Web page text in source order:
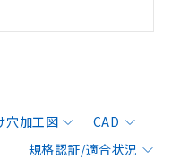
穴加工図
CAD
規格認証/適合状況